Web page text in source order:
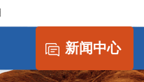
新闻中心